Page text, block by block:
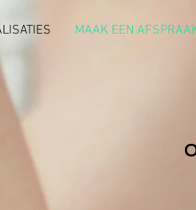
MAAK EEN